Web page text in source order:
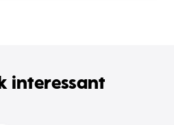
interessant